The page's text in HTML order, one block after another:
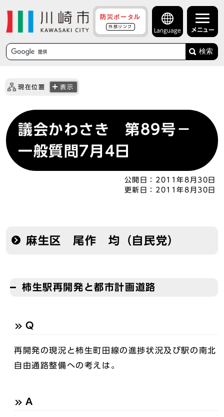
防災ポータル
外部リンク
Language メニュー
検索
現在位置 表示
議会かわさき 第89号－
一般質問7月4日
公開日： 2011年8月30日
更新日： 2011年8月30日
麻生区 尾作 均（自民党）
柿生駅再開発と都市計画道路
Q
再開発の現況と柿生町田線の進捗状況及び駅の南北
自由通路整備への考えは。
A